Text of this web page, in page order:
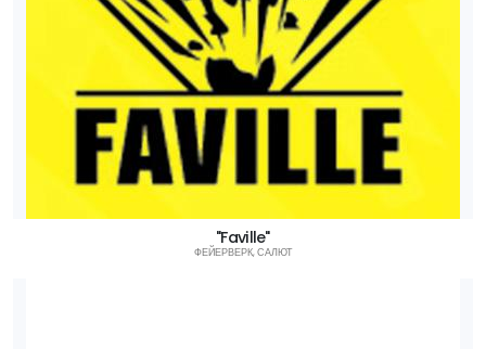
"Faville"
ФЕЙЕРВЕРК, САЛЮТ